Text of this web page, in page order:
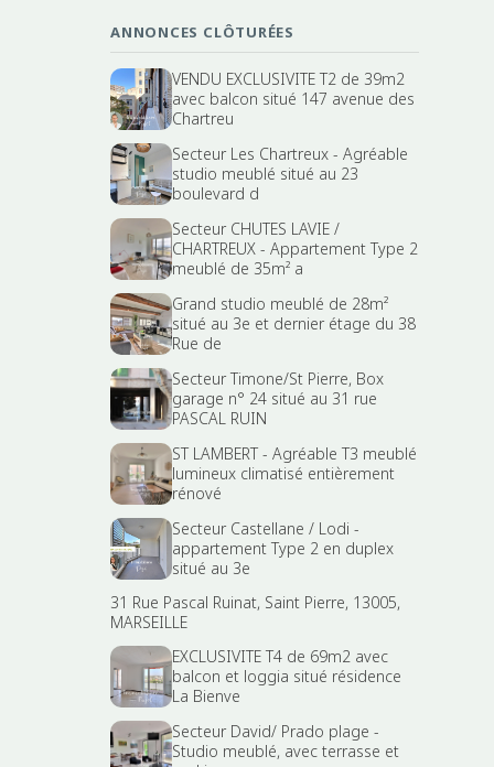
ANNONCES CLÔTURÉES
VENDU EXCLUSIVITE T2 de 39m2
avec balcon situé 147 avenue des
Chartreu
Secteur Les Chartreux - Agréable
studio meublé situé au 23
boulevard d
Secteur CHUTES LAVIE /
CHARTREUX - Appartement Type 2
meublé de 35m² a
Grand studio meublé de 28m²
situé au 3e et dernier étage du 38
Rue de
Secteur Timone/St Pierre, Box
garage n° 24 situé au 31 rue
PASCAL RUIN
ST LAMBERT - Agréable T3 meublé
lumineux climatisé entièrement
rénové
Secteur Castellane / Lodi -
appartement Type 2 en duplex
situé au 3e
31 Rue Pascal Ruinat, Saint Pierre, 13005,
MARSEILLE
EXCLUSIVITE T4 de 69m2 avec
balcon et loggia situé résidence
La Bienve
Secteur David/ Prado plage -
Studio meublé, avec terrasse et